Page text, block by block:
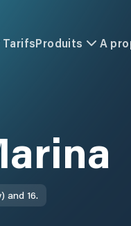
TarifsProduits A
and 16.